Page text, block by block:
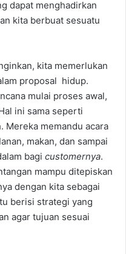
dapat menghadirkan
kita berbuat sesuatu
kita memerlukan
proposal hidup.
mulai proses awal,
ini sama seperti
Mereka memandu acara
makan, dan sampai
bagi customernya.
mampu ditepiskan
dengan kita sebagai
berisi strategi yang
agar tujuan sesuai